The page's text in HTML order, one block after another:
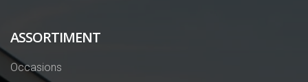
ASSORTIMENT
Occasions